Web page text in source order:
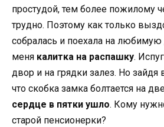
простудой, тем более пожилому
трудно. Поэтому как только
собралась и поехала на
меня калитка на распашку.
двор и на грядки залез. Но
что скобка замка болтается на
сердце в пятки ушло. Кому
старой пенсионерки?